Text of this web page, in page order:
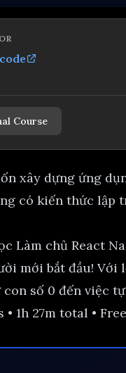
Course
xây dựng ứng
có kiến thức lập
Làm chủ React
mới bắt đầu!
con số 0 đến việc
• 1h 27m total •